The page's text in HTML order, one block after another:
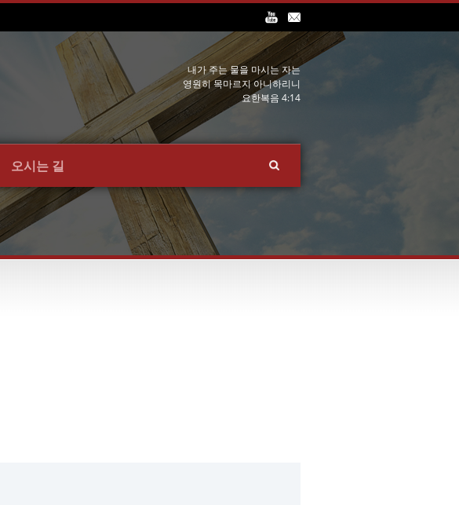
내가 주는 물을 마시는 자는
영원히 목마르지 아니하리니
요한복음 4:14
오시는 길